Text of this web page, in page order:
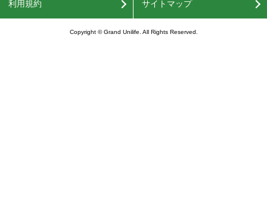
利用規約 サイトマップ
Copyright © Grand Unilife. All Rights Reserved.